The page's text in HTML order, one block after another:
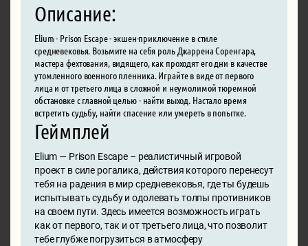
Описание:
Elium - Prison Escape - экшен-приключение в стиле
средневековья. Возьмите на себя роль Джаррена Соренгара,
мастера фехтования, видящего, как проходят его дни в качестве
утомленного военного пленника. Играйте в виде от первого
лица и от третьего лица в сложной и неумолимой тюремной
обстановке с главной целью - найти выход. Настало время
встретить судьбу, найти спасение или умереть в попытке.
Геймплей
Elium — Prison Escape – реалистичный игровой
проект в силе рогалика, действия которого перенесут
тебя на радения в мир средневековья, где ты будешь
испытывать судьбу и одолевать толпы противников
на своем пути. Здесь имеется возможность играть
как от первого, так и от третьего лица, что позволит
тебе глубже погрузиться в атмосферу